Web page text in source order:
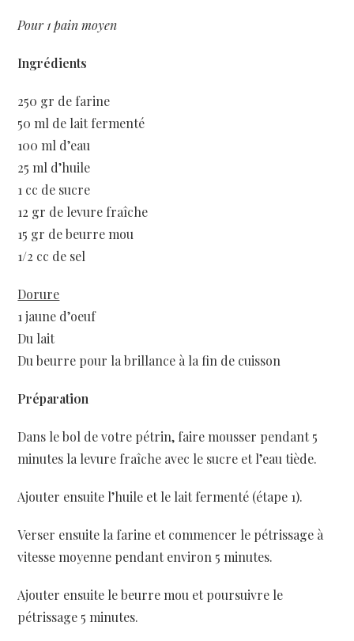
Pour 1 pain moyen
Ingrédients
250 gr de farine
50 ml de lait fermenté
100 ml d’eau
25 ml d’huile
1 cc de sucre
12 gr de levure fraîche
15 gr de beurre mou
1/2 cc de sel
Dorure
1 jaune d’oeuf
Du lait
Du beurre pour la brillance à la fin de cuisson
Préparation
Dans le bol de votre pétrin, faire mousser pendant 5
minutes la levure fraîche avec le sucre et l’eau tiède.
Ajouter ensuite l’huile et le lait fermenté (étape 1).
Verser ensuite la farine et commencer le pétrissage à
vitesse moyenne pendant environ 5 minutes.
Ajouter ensuite le beurre mou et poursuivre le
pétrissage 5 minutes.